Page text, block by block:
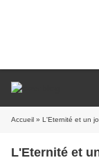
Accueil » L'Eternité et un
L'Eternité et